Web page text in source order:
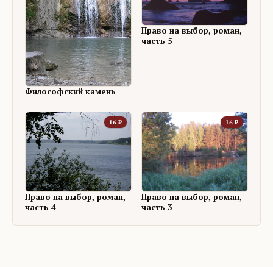
Философский камень
Право на выбор, роман,
часть 5
16 ₽
Право на выбор, роман,
часть 4
16 ₽
Право на выбор, роман,
часть 3